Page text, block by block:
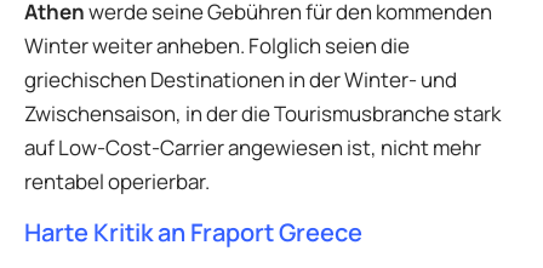
Athenwerde seine Gebühren für den kommenden
Winter weiter anheben. Folglich seien die
griechischen Destinationen in der Winter- und
Zwischensaison, in der die Tourismusbranche stark
auf Low-Cost-Carrier angewiesen ist, nicht mehr
rentabel operierbar.
Harte Kritik an Fraport Greece